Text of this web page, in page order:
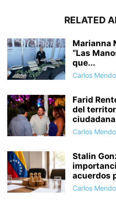
RELATED
Marianna
“Las
que...
Carlos
Farid
del
Carlos
Stalin
acuerdos
Carlos